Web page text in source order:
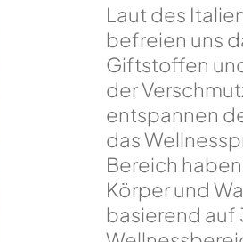
Laut des
befreien uns
Giftstoffen
der
entspannen
das
Bereich
Körper und
basierend auf